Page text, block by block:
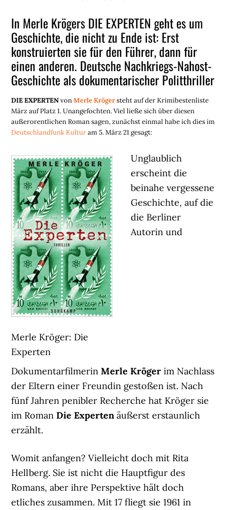
In Merle Krögers DIE EXPERTEN geht es um
Geschichte, die nicht zu Ende ist: Erst
konstruierten sie für den Führer, dann für
einen anderen. Deutsche Nachkriegs-Nahost-
Geschichte als dokumentarischer Politthriller
DIE EXPERTENvonMerle Krögersteht auf der Krimibestenliste
März auf Platz 1. Unangefochten. Viel ließe sich über diesen
außerorentlichen Roman sagen, zunächst einmal habe ich dies im
Deutschlandfunk Kulturam 5. März 21 gesagt:
Merle Kröger: Die
Experten
Unglaublich
erscheint die
beinahe vergessene
Geschichte, auf die
die Berliner
Autorin und
DokumentarfilmerinMerle Kröger im Nachlass
der Eltern einer Freundin gestoßen ist. Nach
fünf Jahren penibler Recherche hat Kröger sie
im RomanDie Expertenäußerst erstaunlich
erzählt.
Womit anfangen? Vielleicht doch mit Rita
Hellberg. Sie ist nicht die Hauptfigur des
Romans, aber ihre Perspektive hält doch
etliches zusammen. Mit 17 fliegt sie 1961 in